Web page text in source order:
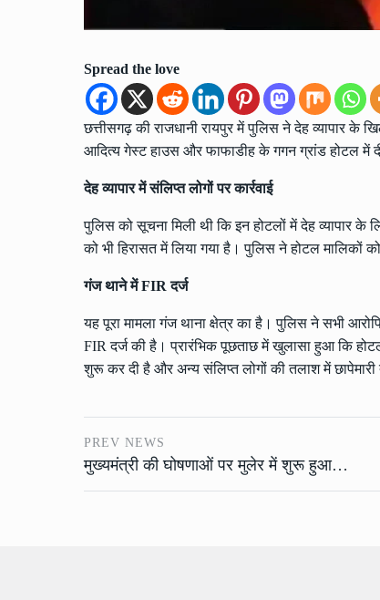
Spread the love
छत्तीसगढ़ की राजधानी रायपुर में पुलिस ने देह व्यापार के
आदित्य गेस्ट हाउस और फाफाडीह के गगन ग्रांड होटल में
देह व्यापार में संलिप्त लोगों पर कार्रवाई
पुलिस को सूचना मिली थी कि इन होटलों में देह व्यापार के
को भी हिरासत में लिया गया है। पुलिस ने होटल मालिकों
गंज थाने मेंFIRदर्ज
यह पूरा मामला गंज थाना क्षेत्र का है। पुलिस ने सभी
FIR दर्ज की है। प्रारंभिक पूछताछ में खुलासा हुआ कि
शुरू कर दी है और अन्य संलिप्त लोगों की तलाश में
PREV NEWS
मुख्यमंत्री की घोषणाओं पर मुलेर में शुरू हुआ…